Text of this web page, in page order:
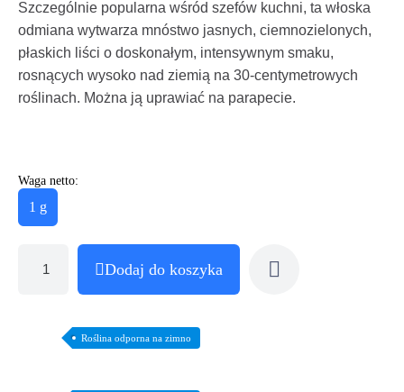
Szczególnie popularna wśród szefów kuchni, ta włoska
odmiana wytwarza mnóstwo jasnych, ciemnozielonych,
płaskich liści o doskonałym, intensywnym smaku,
rosnących wysoko nad ziemią na 30-centymetrowych
roślinach. Można ją uprawiać na parapecie.
Waga netto:
1 g
Dodaj do koszyka
Roślina odporna na zimno